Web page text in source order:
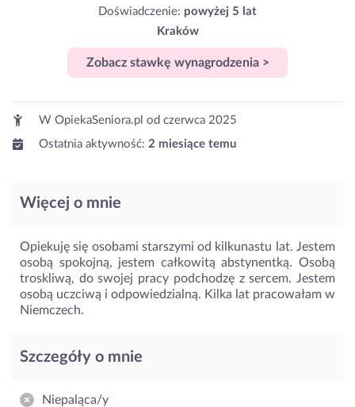
Doświadczenie: powyżej 5 lat
Kraków
Zobacz stawkę wynagrodzenia >
W OpiekaSeniora.pl od czerwca 2025
Ostatnia aktywność: 2 miesiące temu
Więcej o mnie
Opiekuję się osobami starszymi od kilkunastu lat. Jestem
osobą spokojną, jestem całkowitą abstynentką. Osobą
troskliwą, do swojej pracy podchodzę z sercem. Jestem
osobą uczciwą i odpowiedzialną. Kilka lat pracowałam w
Niemczech.
Szczegóły o mnie
Niepaląca/y